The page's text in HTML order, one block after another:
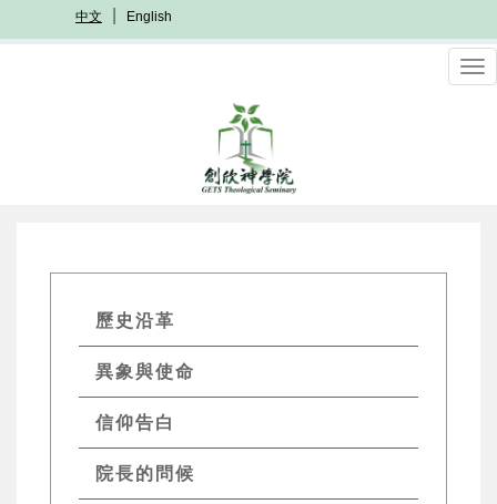
至
中文 English
GETs
About
Menu
歷史沿革
異象與使命
信仰告白
院長的問候